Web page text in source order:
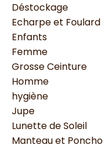
Déstockage
Echarpe et Foulard
Enfants
Femme
Grosse Ceinture
Homme
hygiène
Jupe
Lunette de Soleil
Manteau et Poncho